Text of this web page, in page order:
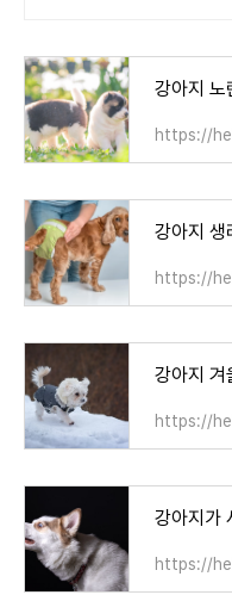
강아지 노
https://
https://
강아지 겨
https://
https://